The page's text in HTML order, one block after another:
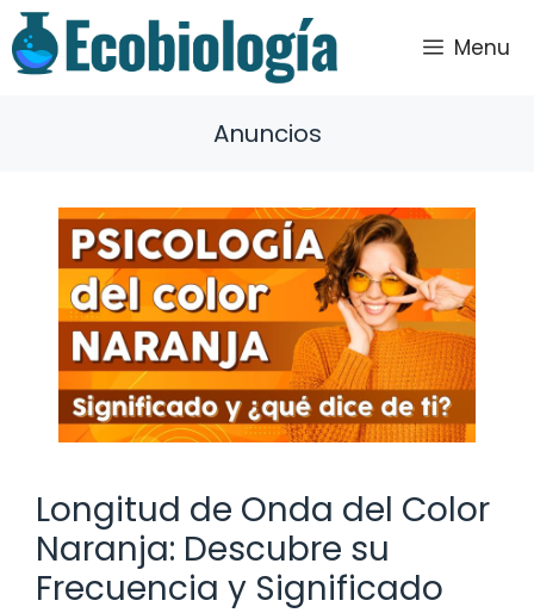
Saltar
al
contenido
Menu
Anuncios
Longitud de Onda del Color
Naranja: Descubre su
Frecuencia y Significado